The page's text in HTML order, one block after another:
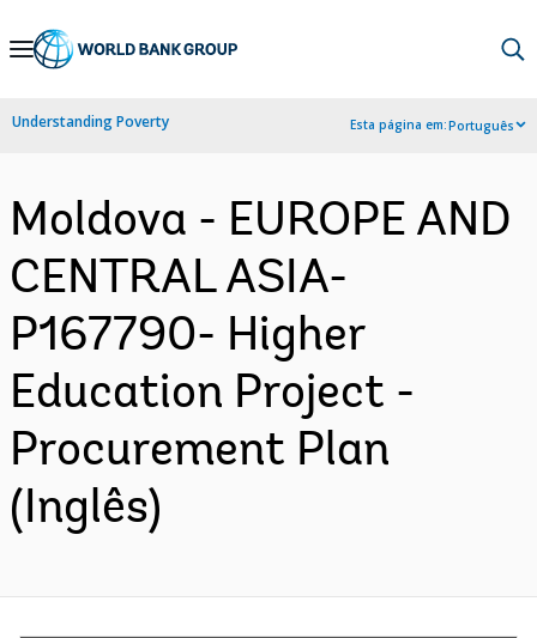
Skip
Navigation
Understanding Poverty Esta página em:Português
Moldova - EUROPE AND
CENTRAL ASIA-
P167790- Higher
Education Project -
Procurement Plan
(Inglês)